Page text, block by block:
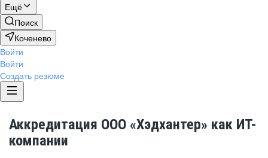
Ещё
Поиск
Коченево
Войти
Войти
Создать резюме
Аккредитация ООО «Хэдхантер» как ИТ-
компании